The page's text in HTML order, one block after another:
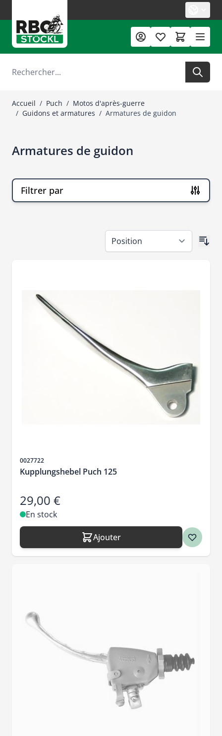
Rechercher
Accueil / Puch / Motos d'après-guerre
/ Guidons et armatures / Armatures de guidon
Armatures de guidon
Filtrer par
SKU
0027722
Kupplungshebel Puch 125
29,00 €
En stock
Ajouter